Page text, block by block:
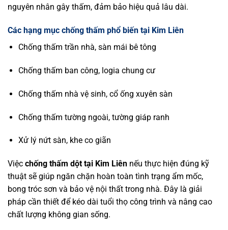
nguyên nhân gây thấm, đảm bảo hiệu quả lâu dài.
Các hạng mục chống thấm phổ biến tại Kim Liên
Chống thấm trần nhà, sàn mái bê tông
Chống thấm ban công, logia chung cư
Chống thấm nhà vệ sinh, cổ ống xuyên sàn
Chống thấm tường ngoài, tường giáp ranh
Xử lý nứt sàn, khe co giãn
Việc chống thấm dột tại Kim Liên nếu thực hiện đúng kỹ
thuật sẽ giúp ngăn chặn hoàn toàn tình trạng ẩm mốc,
bong tróc sơn và bảo vệ nội thất trong nhà. Đây là giải
pháp cần thiết để kéo dài tuổi thọ công trình và nâng cao
chất lượng không gian sống.